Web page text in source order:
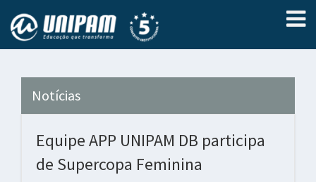
Notícias
Equipe APP UNIPAM DB participa
de Supercopa Feminina